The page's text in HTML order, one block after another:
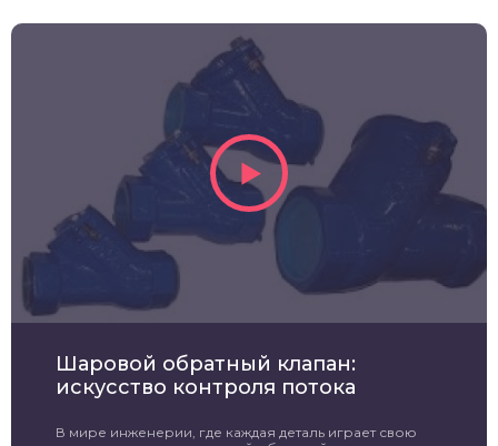
Шаровой обратный клапан:
искусство контроля потока
В мире инженерии, где каждая деталь играет свою